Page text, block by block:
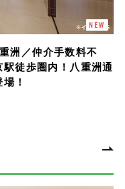
NEW
洲／仲介手数料不
徒歩圏内！八重洲通
！